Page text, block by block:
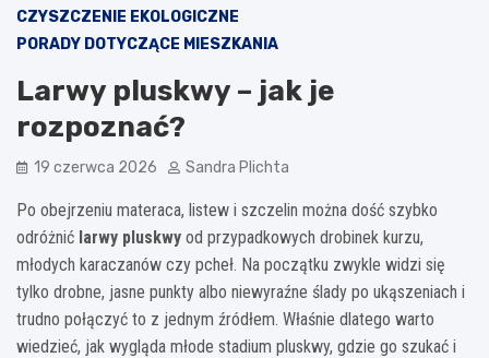
CZYSZCZENIE EKOLOGICZNE
PORADY DOTYCZĄCE MIESZKANIA
Larwy pluskwy – jak je
rozpoznać?
19 czerwca 2026 Sandra Plichta
Po obejrzeniu materaca, listew i szczelin można dość szybko
odróżnić larwy pluskwy od przypadkowych drobinek kurzu,
młodych karaczanów czy pcheł. Na początku zwykle widzi się
tylko drobne, jasne punkty albo niewyraźne ślady po ukąszeniach i
trudno połączyć to z jednym źródłem. Właśnie dlatego warto
wiedzieć, jak wygląda młode stadium pluskwy, gdzie go szukać i